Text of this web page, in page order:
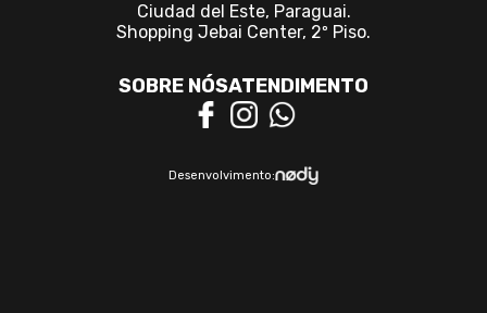
Ciudad del Este, Paraguai.
Shopping Jebai Center, 2º Piso.
SOBRE NÓSATENDIMENTO
Desenvolvimento: